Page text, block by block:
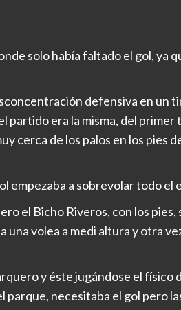
solo había faltado el gol, ya
defensiva en un
partido era la misma, del primer
cerca de los palos en los pies
empezaba a sobrevolar todo el
el Bicho Riveros, con los pies,
una volea a medi altura y otra
y éste jugándose el físico
parque, necesitaba el gol pero